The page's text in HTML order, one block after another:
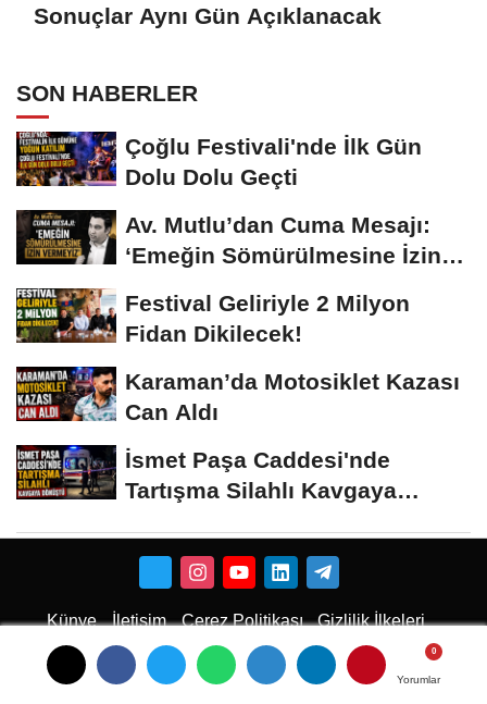
Yorumlar
Yorumlar
Yorumlar
Sonuçlar Aynı Gün Açıklanacak
SON HABERLER
Çoğlu Festivali'nde İlk Gün
Dolu Dolu Geçti
Av. Mutlu’dan Cuma Mesajı:
‘Emeğin Sömürülmesine İzin
Festival Geliriyle 2 Milyon
Fidan Dikilecek!
Karaman’da Motosiklet Kazası
Can Aldı
İsmet Paşa Caddesi'nde
Tartışma Silahlı Kavgaya
Künye İletişim Çerez Politikası Gizlilik İlkeleri
Karaman Çiçekci
Karaman